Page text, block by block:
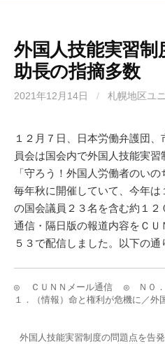
外国人技能実習制
助長の指摘多数
2021年12月14日 / 札幌地区ユ
１２月７日、日本労働弁護団
員会は国会内で外国人技能実
「守ろう！外国人労働者のい
毎年秋に開催していて、今年
の国会議員２３名を含む約１
通信・隔日版の報道内容をＣＵ
５３で配信しました。以下の通
◎  ＣＵＮＮメール通信  ◎　Ｎ０．
１．（情報）命と権利が危機に／
外国人技能実習制度の問題点を告